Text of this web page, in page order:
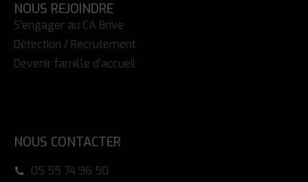
NOUS REJOINDRE
S’engager au CA Brive
Détection / Recrutement
Devenir famille d’accueil
NOUS CONTACTER
05 55 74 96 50